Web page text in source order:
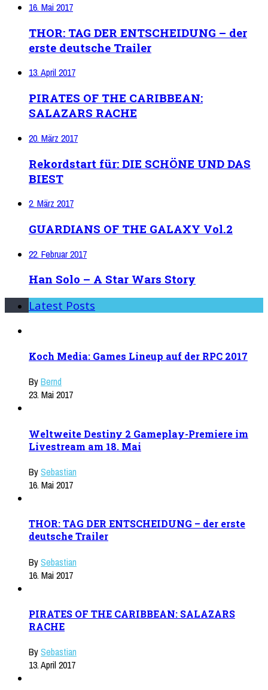
16. Mai 2017
THOR: TAG DER ENTSCHEIDUNG – der
erste deutsche Trailer
13. April 2017
PIRATES OF THE CARIBBEAN:
SALAZARS RACHE
20. März 2017
Rekordstart für: DIE SCHÖNE UND DAS
BIEST
2. März 2017
GUARDIANS OF THE GALAXY Vol.2
22. Februar 2017
Han Solo – A Star Wars Story
Latest Posts
Koch Media: Games Lineup auf der RPC 2017
ByBernd
23. Mai 2017
Weltweite Destiny 2 Gameplay-Premiere im
Livestream am 18. Mai
BySebastian
16. Mai 2017
THOR: TAG DER ENTSCHEIDUNG – der erste
deutsche Trailer
BySebastian
16. Mai 2017
PIRATES OF THE CARIBBEAN: SALAZARS
RACHE
BySebastian
13. April 2017